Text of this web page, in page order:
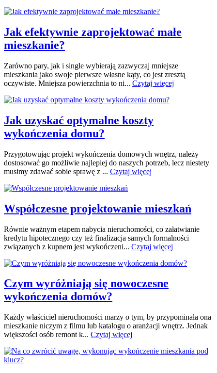
Jak efektywnie zaprojektować małe
mieszkanie?
Zarówno pary, jak i single wybierają zazwyczaj mniejsze
mieszkania jako swoje pierwsze własne kąty, co jest zresztą
oczywiste. Mniejsza powierzchnia to ni... Czytaj więcej
Jak uzyskać optymalne koszty
wykończenia domu?
Przygotowując projekt wykończenia domowych wnętrz, należy
dostosować go możliwie najlepiej do naszych potrzeb, lecz niestety
musimy zdawać sobie sprawę z ... Czytaj więcej
Współczesne projektowanie mieszkań
Równie ważnym etapem nabycia nieruchomości, co załatwianie
kredytu hipotecznego czy też finalizacja samych formalności
związanych z kupnem jest wykończeni... Czytaj więcej
Czym wyróżniają się nowoczesne
wykończenia domów?
Każdy właściciel nieruchomości marzy o tym, by przypominała ona
mieszkanie niczym z filmu lub katalogu o aranżacji wnętrz. Jednak
większości osób remont k... Czytaj więcej